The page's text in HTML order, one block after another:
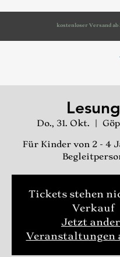
kostenloser Versand ab
Lesung
Do., 31. Okt.
  |
Für Kinder von 2 - 4
Tickets stehen
Verkauf
Jetzt
Veranstaltungen